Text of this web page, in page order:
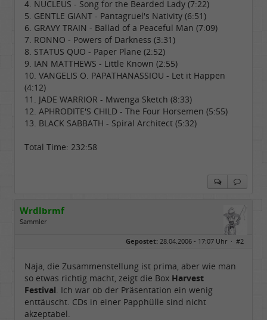
4. NUCLEUS - Song for the Bearded Lady (7:22)
5. GENTLE GIANT - Pantagruel's Nativity (6:51)
6. GRAVY TRAIN - Ballad of a Peaceful Man (7:09)
7. RONNO - Powers of Darkness (3:31)
8. STATUS QUO - Paper Plane (2:52)
9. IAN MATTHEWS - Little Known (2:55)
10. VANGELIS O. PAPATHANASSIOU - Let it Happen
(4:12)
11. JADE WARRIOR - Mwenga Sketch (8:33)
12. APHRODITE'S CHILD - The Four Horsemen (5:55)
13. BLACK SABBATH - Spiral Architect (5:32)
Total Time: 232:58
Wrdlbrmf
Sammler
Gepostet: 28.04.2006 - 17:07 Uhr · #2
Naja, die Zusammenstellung ist prima, aber wie man
so etwas richtig macht, zeigt die Box Harvest
Festival. Ich war ob der Präsentation ein wenig
enttäuscht. CDs in einer Papphülle sind nicht
akzeptabel.